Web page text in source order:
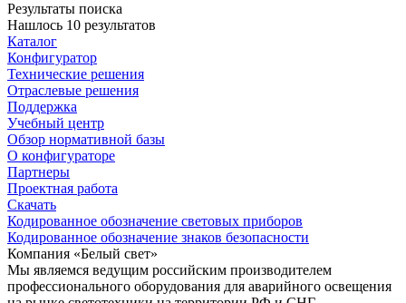
Результаты поиска
Нашлось 10 результатов
Каталог
Конфигуратор
Технические решения
Отраслевые решения
Поддержка
Учебный центр
Обзор нормативной базы
О конфигураторе
Партнеры
Проектная работа
Скачать
Кодированное обозначение световых приборов
Кодированное обозначение знаков безопасности
Компания «Белый свет»
Мы являемся ведущим российским производителем
профессионального оборудования для аварийного освещения